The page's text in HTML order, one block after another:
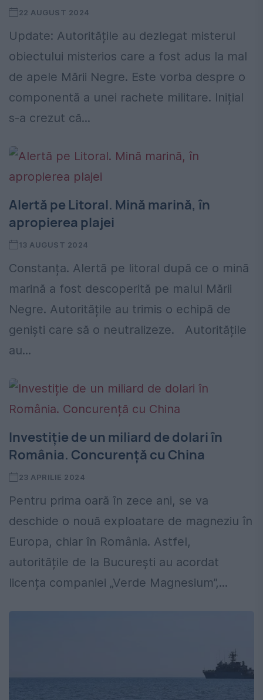
22 AUGUST 2024
Update: Autoritățile au dezlegat misterul
obiectului misterios care a fost adus la mal
de apele Mării Negre. Este vorba despre o
componentă a unei rachete militare. Inițial
s-a crezut că...
Alertă pe Litoral. Mină marină, în
apropierea plajei
13 AUGUST 2024
Constanța. Alertă pe litoral după ce o mină
marină a fost descoperită pe malul Mării
Negre. Autoritățile au trimis o echipă de
geniști care să o neutralizeze. Autoritățile
au...
Investiție de un miliard de dolari în
România. Concurență cu China
23 APRILIE 2024
Pentru prima oară în zece ani, se va
deschide o nouă exploatare de magneziu în
Europa, chiar în România. Astfel,
autoritățile de la București au acordat
licența companiei „Verde Magnesium”,...